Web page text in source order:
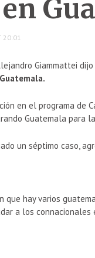
20:01
Giammattei
en el programa de
Guatemala para
un séptimo caso,
hay varios
a los connacionales